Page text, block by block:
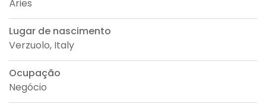
Áries
Lugar de nascimento
Verzuolo, Italy
Ocupação
Negócio